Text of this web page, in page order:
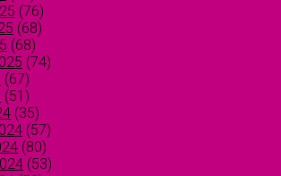
(76)
(68)
(68)
(74)
(67)
(51)
(35)
(57)
(80)
(53)